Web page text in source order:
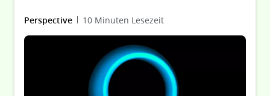
Gesetzes werden (endlich) die gesetzlichen
Umwandlungsvorgänge in der Form der Spaltung und
des Formwechsels unter Beteiligung deutscher
Rechtsträger geschaffen werden.
Grenzüberschreitende Reorganisationsvorgänge
werden damit maßgeblich erleichtert.
Perspective 10 Minuten Lesezeit